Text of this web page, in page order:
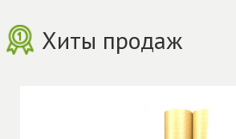
Хиты продаж